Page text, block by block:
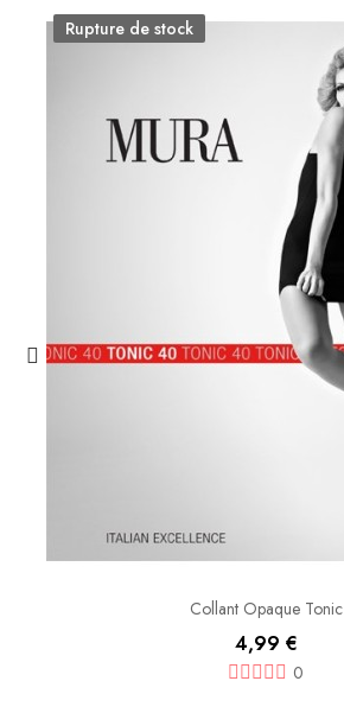
Rupture de stock
Collant Opaque Tonic
4,99 €
0